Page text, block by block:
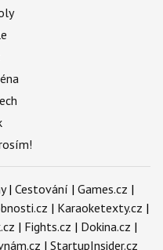
| Cestování | Games.cz |
| Karaoketexty.cz |
| Fights.cz | Dokina.cz |
| StartupInsider.cz